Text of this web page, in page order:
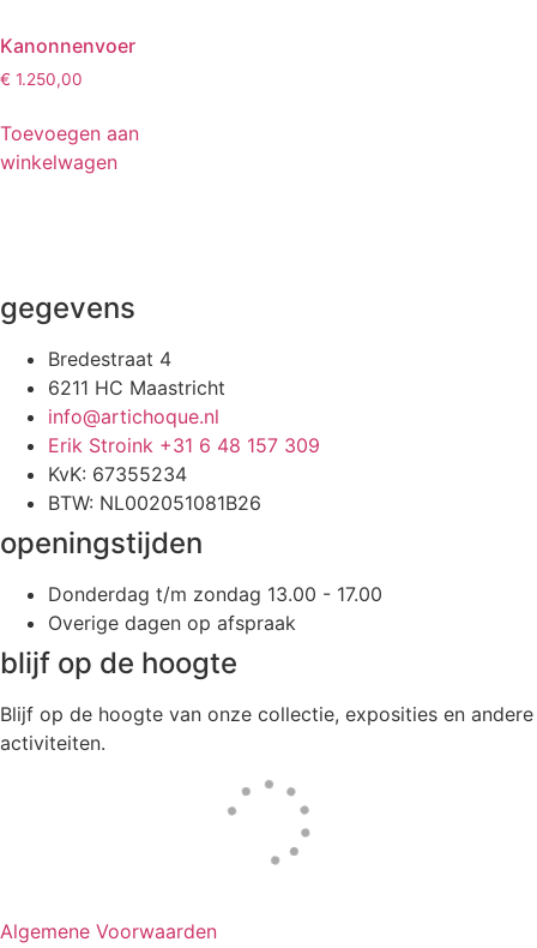
Kanonnenvoer
€ 1.250,00
Toevoegen aan
winkelwagen
gegevens
Bredestraat 4
6211 HC Maastricht
info@artichoque.nl
Erik Stroink +31 6 48 157 309
KvK: 67355234
BTW: NL002051081B26
openingstijden
Donderdag t/m zondag 13.00 - 17.00
Overige dagen op afspraak
blijf op de hoogte
Blijf op de hoogte van onze collectie, exposities en andere
activiteiten.
Algemene Voorwaarden